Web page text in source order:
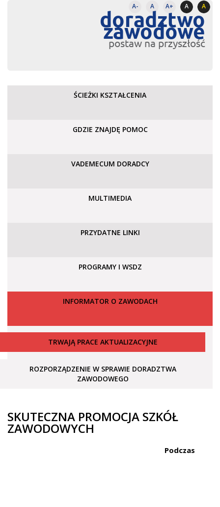
A- A A+ A A
doradztwo
zawodowe
postaw na przyszłość
ŚCIEŻKI KSZTAŁCENIA
GDZIE ZNAJDĘ POMOC
VADEMECUM DORADCY
MULTIMEDIA
PRZYDATNE LINKI
PROGRAMY I WSDZ
INFORMATOR O ZAWODACH
TRWAJĄ PRACE AKTUALIZACYJNE
ROZPORZĄDZENIE W SPRAWIE DORADZTWA
ZAWODOWEGO
SKUTECZNA PROMOCJA SZKÓŁ
ZAWODOWYCH
Podczas